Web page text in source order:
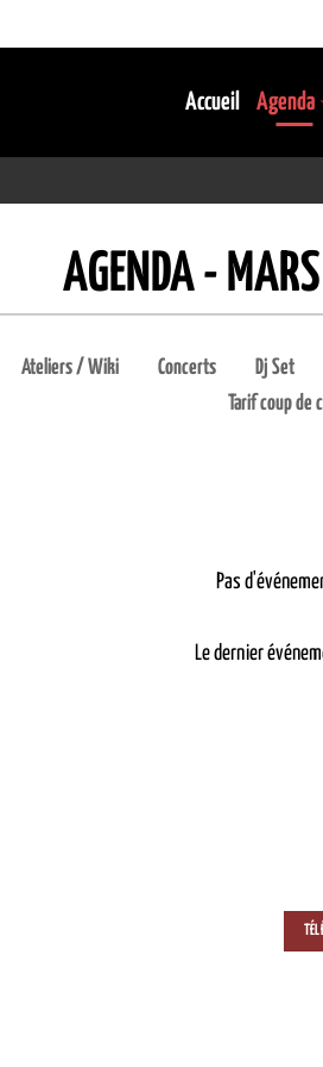
Accueil Agenda
AGENDA -
Ateliers / Wiki Concerts Dj Set
Tarif coup de
Pas
Le dernier